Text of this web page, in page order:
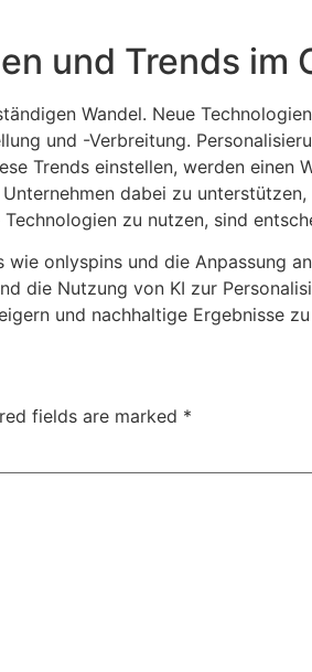
und Trends im
Wandel. Neue
und -Verbreitung.
Trends einstellen, werden
dabei zu
zu nutzen, sind
onlyspins und die Anpassung
die Nutzung von KI zur
und nachhaltige Ergebnisse
fields are marked *